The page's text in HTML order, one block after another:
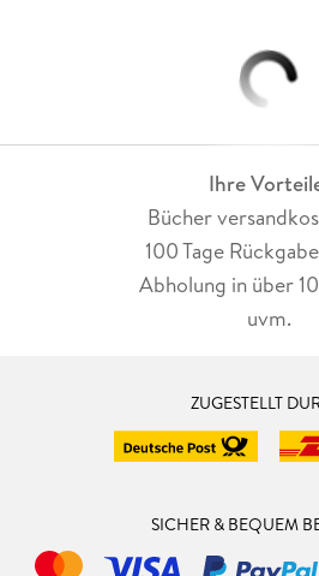
Ihre
Bücher
100 Tage
Abholung in über
uvm.
ZUGESTELLT
SICHER & BEQUEM